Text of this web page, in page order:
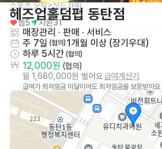
스포츠,오락>보드카페
헤즈업홀덤펍 동탄점
찜5 지원31
매장관리 · 판매 · 서비스
주 7일 (협의) 1개월 이상 (장기우대)
하루 5시간 (협의)
12,000원 (협의)
월 1,680,000원 벌어요급여계산기
급여가 최저임금 미달이어도 최저임금을 보장받아요